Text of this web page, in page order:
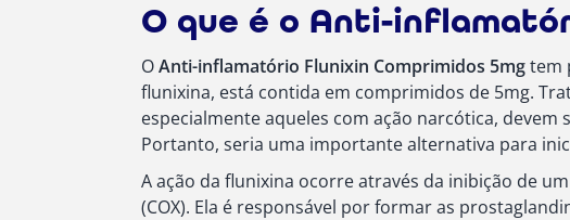
O que é o Anti-
OAnti-inflamatório Flunixin Comprimidos 5mgtem
flunixina, está contida em comprimidos de 5mg.
especialmente aqueles com ação narcótica,
Portanto, seria uma importante alternativa para
A ação da flunixina ocorre através da inibição de
(COX). Ela é responsável por formar as